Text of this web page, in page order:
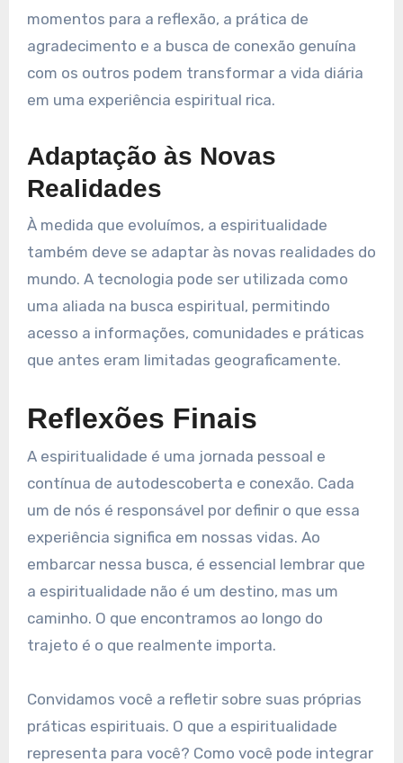
momentos para a reflexão, a prática de
agradecimento e a busca de conexão genuína
com os outros podem transformar a vida diária
em uma experiência espiritual rica.
Adaptação às Novas
Realidades
À medida que evoluímos, a espiritualidade
também deve se adaptar às novas realidades do
mundo. A tecnologia pode ser utilizada como
uma aliada na busca espiritual, permitindo
acesso a informações, comunidades e práticas
que antes eram limitadas geograficamente.
Reflexões Finais
A espiritualidade é uma jornada pessoal e
contínua de autodescoberta e conexão. Cada
um de nós é responsável por definir o que essa
experiência significa em nossas vidas. Ao
embarcar nessa busca, é essencial lembrar que
a espiritualidade não é um destino, mas um
caminho. O que encontramos ao longo do
trajeto é o que realmente importa.
Convidamos você a refletir sobre suas próprias
práticas espirituais. O que a espiritualidade
representa para você? Como você pode integrar